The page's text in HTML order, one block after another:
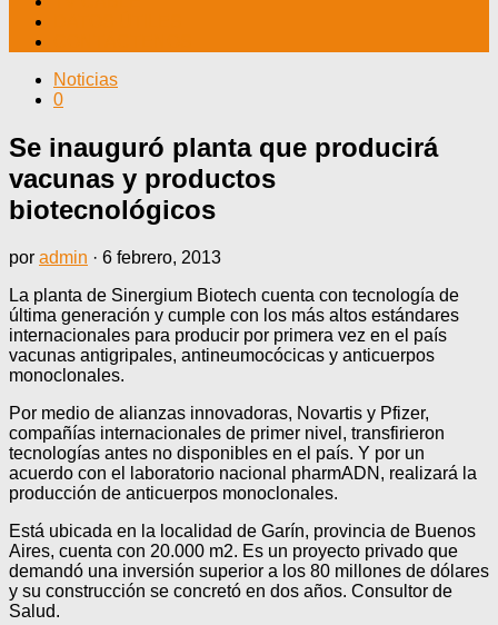
Noticias
0
Se inauguró planta que producirá
vacunas y productos
biotecnológicos
por admin · 6 febrero, 2013
La planta de Sinergium Biotech cuenta con tecnología de
última generación y cumple con los más altos estándares
internacionales para producir por primera vez en el país
vacunas antigripales, antineumocócicas y anticuerpos
monoclonales.
Por medio de alianzas innovadoras, Novartis y Pfizer,
compañías internacionales de primer nivel, transfirieron
tecnologías antes no disponibles en el país. Y por un
acuerdo con el laboratorio nacional pharmADN, realizará la
producción de anticuerpos monoclonales.
Está ubicada en la localidad de Garín, provincia de Buenos
Aires, cuenta con 20.000 m2. Es un proyecto privado que
demandó una inversión superior a los 80 millones de dólares
y su construcción se concretó en dos años. Consultor de
Salud.